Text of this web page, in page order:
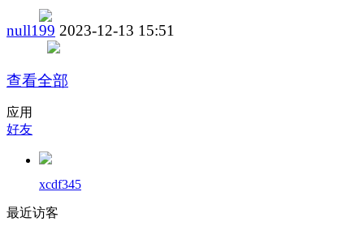
null199 2023-12-13 15:51
查看全部
应用
好友
xcdf345
最近访客